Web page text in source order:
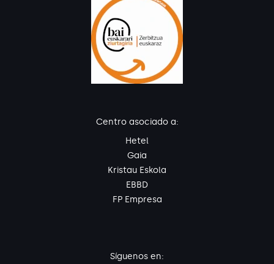
Centro asociado a:
Hetel
Gaia
Kristau Eskola
EBBD
FP Empresa
Síguenos en: